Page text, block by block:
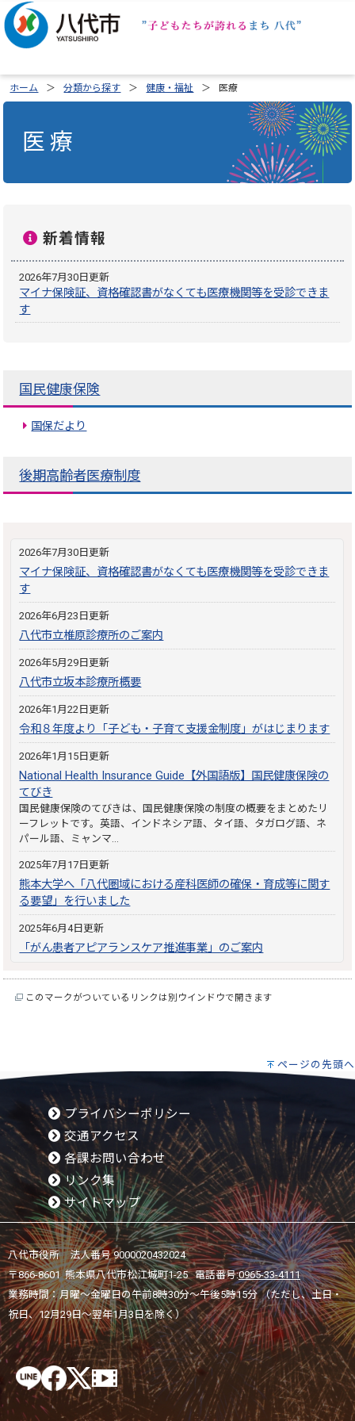
ホーム 分類から探す 健康・福祉 医療
医療
新着情報
2026年7月30日更新
マイナ保険証、資格確認書がなくても医療機関等を受診できま
す
国民健康保険
国保だより
後期高齢者医療制度
2026年7月30日更新
マイナ保険証、資格確認書がなくても医療機関等を受診できま
す
2026年6月23日更新
八代市立椎原診療所のご案内
2026年5月29日更新
八代市立坂本診療所概要
2026年1月22日更新
令和８年度より「子ども・子育て支援金制度」がはじまります
2026年1月15日更新
National Health Insurance Guide【外国語版】国民健康保険の
てびき
国民健康保険のてびきは、国民健康保険の制度の概要をまとめたリ
ーフレットです。英語、インドネシア語、タイ語、タガログ語、ネ
パール語、ミャンマ…
2025年7月17日更新
熊本大学へ「八代圏域における産科医師の確保・育成等に関す
る要望」を行いました
2025年6月4日更新
「がん患者アピアランスケア推進事業」のご案内
このマークがついているリンクは別ウインドウで開きます
ページの先頭へ
プライバシーポリシー
交通アクセス
各課お問い合わせ
リンク集
サイトマップ
八代市役所 法人番号 9000020432024
〒866-8601 熊本県八代市松江城町1-25 電話番号:0965-33-4111
業務時間：月曜～金曜日の午前8時30分～午後5時15分 （ただし、土日・
祝日、12月29日～翌年1月3日を除く）